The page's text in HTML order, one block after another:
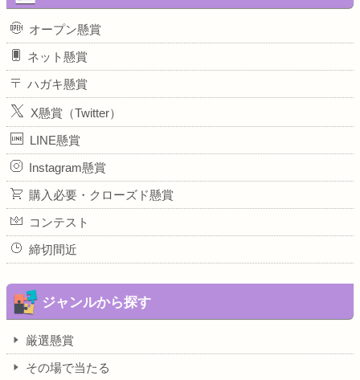
オープン懸賞
ネット懸賞
ハガキ懸賞
X懸賞（Twitter）
LINE懸賞
Instagram懸賞
購入必要・クローズド懸賞
コンテスト
締切間近
ジャンルから探す
厳選懸賞
その場で当たる